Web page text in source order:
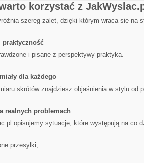
korzystać z
szereg zalet, dzięki którym wraca się na
praktyczność
i pisane z perspektywy praktyka.
dla każdego
skrótów znajdziesz objaśnienia w stylu od
realnych problemach
opisujemy sytuacje, które występują na co
przesyłki,